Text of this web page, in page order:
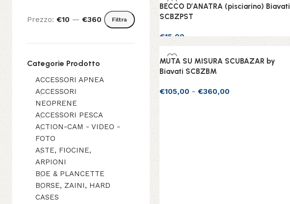
Filtra
Prezzo: €10 — €360
Categorie Prodotto
ACCESSORI APNEA
ACCESSORI
NEOPRENE
ACCESSORI PESCA
ACTION-CAM - VIDEO -
FOTO
ASTE, FIOCINE,
ARPIONI
BOE & PLANCETTE
BORSE, ZAINI, HARD
CASES
BECCO D’ANATRA (pisciarino) Biavati
SCBZPST
€15,00
MUTA SU MISURA SCUBAZAR by
Biavati SCBZBM
€105,00 - €360,00